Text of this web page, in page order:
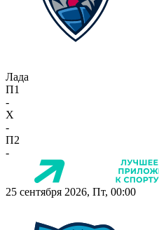
Лада
П1
-
X
-
П2
-
25 сентября 2026, Пт, 00:00